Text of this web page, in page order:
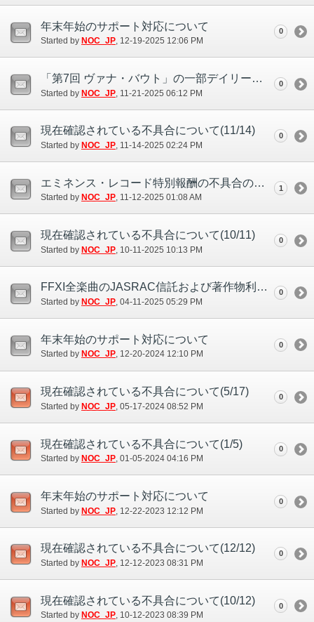
年末年始のサポート対応について
Started by NOC_JP‎, 12-19-2025 12:06 PM
0
「第7回 ヴァナ・バウト」の一部デイリー目標について
Started by NOC_JP ‎, 11-21-2025 06:12 PM
0
現在確認されている不具合について(11/14)
Started by NOC_JP‎, 11-14-2025 02:24 PM
0
エミネンス・レコード特別報酬の不具合の補填について
Started by NOC_JP‎, 11-12-2025 01:08 AM
1
現在確認されている不具合について(10/11)
Started by NOC_JP ‎, 10-11-2025 10:13 PM
0
FFXI全楽曲のJASRAC信託および著作物利用条件の更新について
Started by NOC_JP‎, 04-11-2025 05:29 PM
0
年末年始のサポート対応について
Started by NOC_JP‎, 12-20-2024 12:10 PM
0
現在確認されている不具合について(5/17)
Started by NOC_JP ‎, 05-17-2024 08:52 PM
0
現在確認されている不具合について(1/5)
Started by NOC_JP‎, 01-05-2024 04:16 PM
0
年末年始のサポート対応について
Started by NOC_JP ‎, 12-22-2023 12:12 PM
0
現在確認されている不具合について(12/12)
Started by NOC_JP‎, 12-12-2023 08:31 PM
0
現在確認されている不具合について(10/12)
Started by NOC_JP‎, 10-12-2023 08:39 PM
0